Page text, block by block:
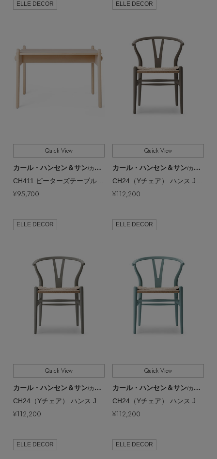
ELLE DECOR
Quick View
カール・ハンセン＆サン/カール・ハンセン＆サン
CH411 ピーターズテーブル ビーチ【メーカー取り寄せ】
¥95,700
ELLE DECOR
Quick View
カール・ハンセン＆サン/カール・ハンセン＆サン
¥112,200
ELLE DECOR
Quick View
カール・ハンセン＆サン/カール・ハンセン＆サン
CH24（Yチェア） ハンス J. ウェグナー & イルス・クロフォード【メーカー取り寄せ】
¥112,200
ELLE DECOR
Quick View
カール・ハンセン＆サン/カール・ハンセン＆サン
CH24（Yチェア） ハンス J. ウェグナー & イルス・クロフォード【メーカー取り寄せ】
¥112,200
ELLE DECOR ELLE DECOR